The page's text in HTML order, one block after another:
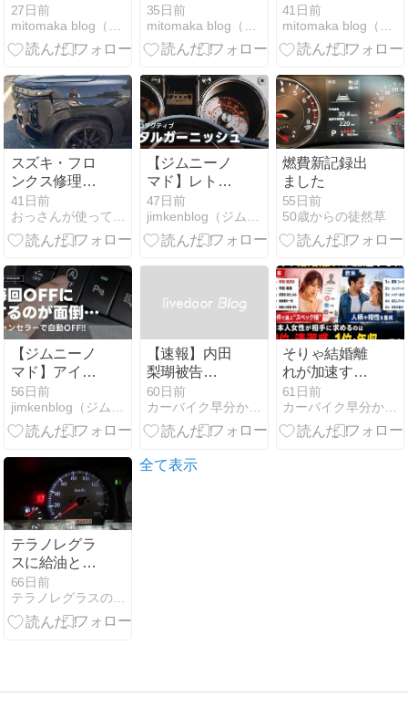
勝トレイルの
林道と山道を
走ってみた
27日前
て心が折れた
僕が、最後に
TREK Rail 9.7
35日前
に・・・。車
載（トラン
ポ）が大嫌い
論
41日前
スズキ・フロ
ンクス修理完
了｜3ヶ月待
ちの、現実
41日前
【ジムニーノ
マド】レトロ
アクティブの
メタルガーニ
ッシュを装着
プ！
47日前
燃費新記録出
ました
55日前
50歳からの徒然草
【ジムニーノ
マド】アイド
リングストッ
プを解除！キ
ャンセラーを
56日前
【速報】内田
梨瑚被告
（23）に懲役
27年を求刑 判
決は22日【旭
殺害】
60日前
カーバイク早分かり速報
そりゃ結婚離
れが加速する
わ 女性が相手
に求めるもの
日本「2位学
61日前
カーバイク早分かり速報
テラノレグラ
スに給油と燃
費計測（走行
距離：
166,883km）~
引~
66日前
テラノレグラスのブログ-SINCE 2020-
全て表示